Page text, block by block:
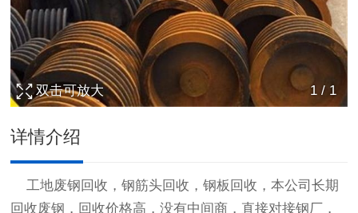
1/ 1
双击可放大
详情介绍
工地废钢回收 ，钢筋头回收，钢板回收，本公司长期
回收废钢，回收价格高，没有中间商，直接对接钢厂，